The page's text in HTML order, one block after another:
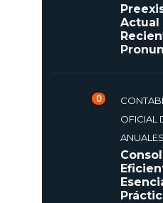
Actual
0
OFICIAL
ANUALES